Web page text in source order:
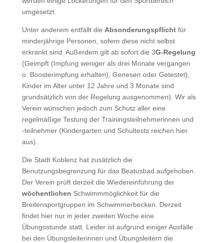
umgesetzt.
Unter anderem entfällt die Absonderungspflichtfür
minderjährige Personen, sofern diese nicht selbst
erkrankt sind. Außerdem gilt ab sofort die 3G-Regelung
(Geimpft (Impfung weniger als drei Monate vergangen
o. Boosterimpfung erhalten), Genesen oder Getestet),
Kinder im Alter unter 12 Jahre und 3 Monate sind
grundsätzlich von der Regelung ausgenommen). Wir als
Verein wünschen jedoch zum Schutz aller eine
regelmäßige Testung der Trainingsteilnehmerinnen und
-teilnehmer (Kindergarten und Schultests reichen hier
aus).
Die Stadt Koblenz hat zusätzlich die
Benutzungsbegrenzung für das Beatusbad aufgehoben.
Der Verein prüft derzeit die Wiedereinführung der
wöchentlichen Schwimmmöglichkeit für die
Breitensportgruppen im Schwimmerbecken. Derzeit
findet hier nur in jeder zweiten Woche eine
Übungsstunde statt. Leider ist aufgrund einiger Ausfälle
bei den Übungsleiterinnen und Übungsleitern die